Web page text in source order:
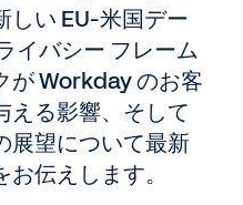
しい EU-米国デー
イバシー フレーム
が Workday のお客
える影響、そして
展望について最新
お伝えします。